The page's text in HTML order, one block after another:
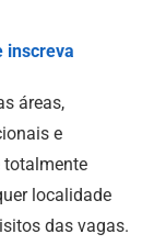
inscreva
áreas,
e
totalmente
localidade
das vagas.